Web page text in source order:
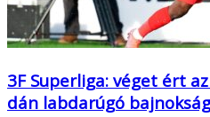
3F Superliga: véget ért
dán labdarúgó